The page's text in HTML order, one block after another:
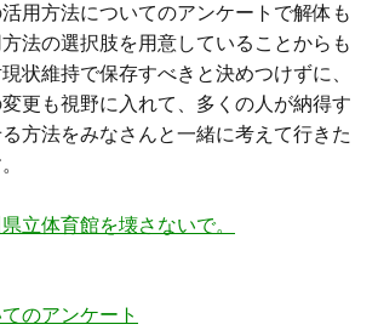
用方法についてのアンケートで解体も
法の選択肢を用意していることからも
状維持で保存すべきと決めつけずに、
更も視野に入れて、多くの人が納得す
方法をみなさんと一緒に考えて行きた
立体育館を壊さないで。
のアンケート